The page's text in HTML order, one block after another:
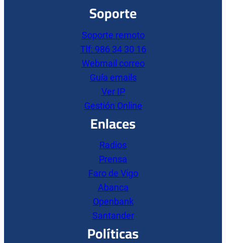
Soporte
Soporte remoto
Tlf: 986 34 30 16
Webmail correo
Guía emails
Ver IP
Gestión Online
Enlaces
Radios
Prensa
Faro de Vigo
Abanca
Openbank
Santander
Políticas